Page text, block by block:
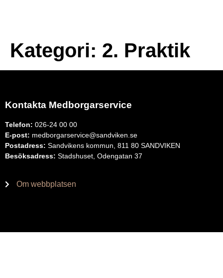
Kategori: 2. Praktik
Kontakta Medborgarservice
Telefon: 026-24 00 00
E-post: medborgarservice@sandviken.se
Postadress: Sandvikens kommun, 811 80 SANDVIKEN
Besöksadress: Stadshuset, Odengatan 37
Om webbplatsen